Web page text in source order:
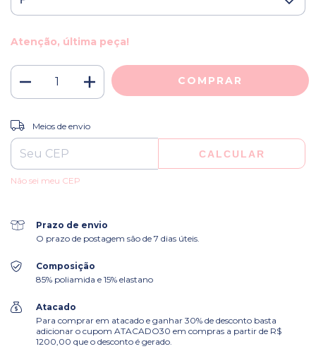
Atenção, última peça!
Entregas para o CEP:
Meios de envio
CALCULAR
Não sei meu CEP
Prazo de envio
O prazo de postagem são de 7 dias úteis.
Composição
85% poliamida e 15% elastano
Atacado
Para comprar em atacado e ganhar 30% de desconto basta
adicionar o cupom ATACADO30 em compras a partir de R$
1200,00 que o desconto é gerado.